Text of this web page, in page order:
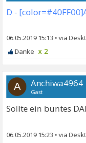
D -
06.05.2019 15:13 •
x 2
A Anchiwa4964
Gast
Sollte ein buntes
06.05.2019 15:23 •